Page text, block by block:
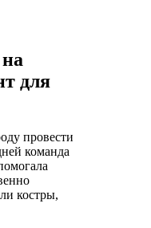
для
провести
команда
костры,